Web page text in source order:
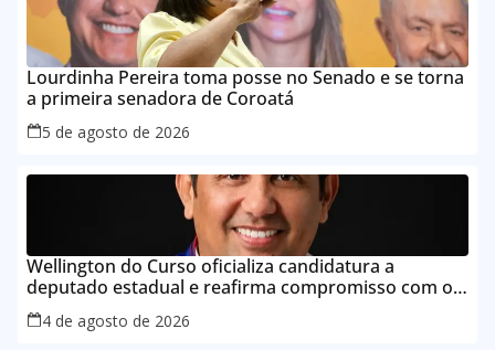
Lourdinha Pereira toma posse no Senado e se torna
a primeira senadora de Coroatá
5 de agosto de 2026
Wellington do Curso oficializa candidatura a
deputado estadual e reafirma compromisso com o
povo do Maranhão
4 de agosto de 2026